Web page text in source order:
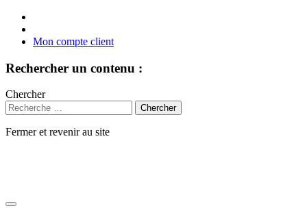
Mon compte client
Rechercher un contenu :
Chercher
Fermer et revenir au site